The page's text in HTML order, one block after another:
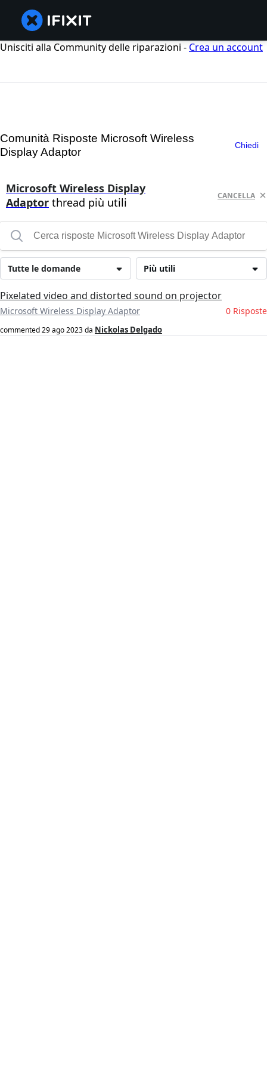
Unisciti alla Community delle riparazioni - Crea un account
Comunità Risposte Microsoft Wireless
Display Adaptor
Chiedi
Microsoft Wireless Display
Adaptor thread più utili CANCELLA
Più utili
Tutte le domande
Pixelated video and distorted sound on projector
Microsoft Wireless Display Adaptor 0 Risposte
commented29 ago 2023da Nickolas Delgado